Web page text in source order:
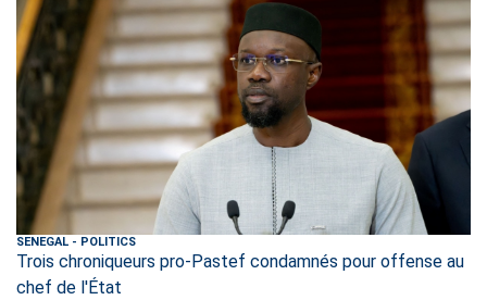
SENEGAL - POLITICS
Trois chroniqueurs pro-Pastef condamnés pour offense au
chef de l'État